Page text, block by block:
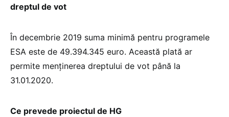
dreptul de vot
În decembrie 2019 suma minimă pentru programele
ESA este de 49.394.345 euro. Această plată ar
permite menținerea dreptului de vot până la
31.01.2020.
Ce prevede proiectul de HG